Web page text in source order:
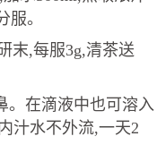
。
,每服3g,清茶送
在滴液中也可溶入
汁水不外流,一天2